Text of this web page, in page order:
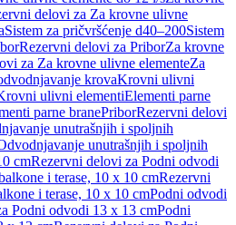
delovi za Za krovne ulivne
Sistem za pričvršćenje d40–200Sistem
Rezervni delovi za PriborZa krovne
za Za krovne ulivne elementeZa
krovaKrovni ulivni
ulivni elementiElementi parne
parne branePriborRezervni delovi
unutrašnjih i spoljnih
unutrašnjih i spoljnih
cmRezervni delovi za Podni odvodi
i terase, 10 x 10 cmRezervni
i terase, 10 x 10 cmPodni odvodi
Podni odvodi 13 x 13 cmPodni